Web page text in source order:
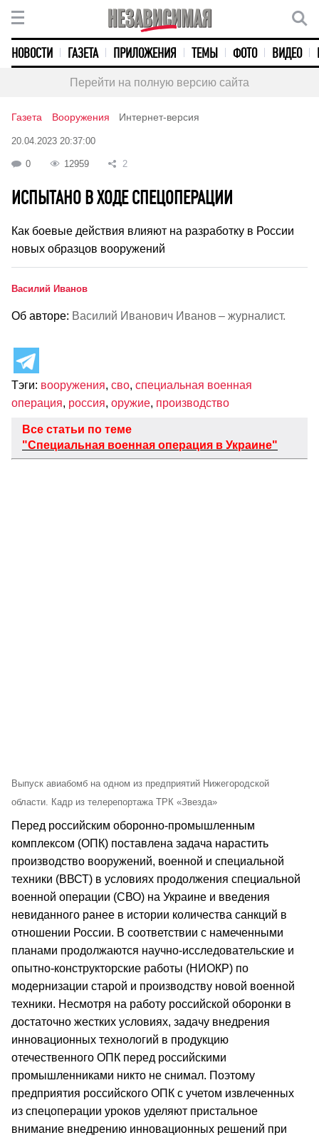
НОВОСТИ ГАЗЕТА ПРИЛОЖЕНИЯ ТЕМЫ ФОТО ВИДЕО
Перейти на полную версию сайта
Газета Вооружения Интернет-версия
20.04.2023 20:37:00
0 12959 2
ИСПЫТАНО В ХОДЕ СПЕЦОПЕРАЦИИ
Как боевые действия влияют на разработку в России
новых образцов вооружений
Василий Иванов
Об авторе: Василий Иванович Иванов – журналист.
Тэги: вооружения, сво, специальная военная
операция, россия, оружие, производство
Все статьи по теме
"Специальная военная операция в Украине"
Выпуск авиабомб на одном из предприятий Нижегородской
области. Кадр из телерепортажа ТРК «Звезда»
Перед российским оборонно-промышленным
комплексом (ОПК) поставлена задача нарастить
производство вооружений, военной и специальной
техники (ВВСТ) в условиях продолжения специальной
военной операции (СВО) на Украине и введения
невиданного ранее в истории количества санкций в
отношении России. В соответствии с намеченными
планами продолжаются научно-исследовательские и
опытно-конструкторские работы (НИОКР) по
модернизации старой и производству новой военной
техники. Несмотря на работу российской оборонки в
достаточно жестких условиях, задачу внедрения
инновационных технологий в продукцию
отечественного ОПК перед российскими
промышленниками никто не снимал. Поэтому
предприятия российского ОПК с учетом извлеченных
из спецоперации уроков уделяют пристальное
внимание внедрению инновационных решений при